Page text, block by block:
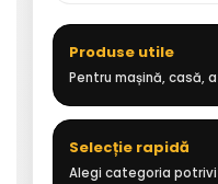
Produse utile
Pentru mașină, casă,
Selecție rapidă
Alegi categoria